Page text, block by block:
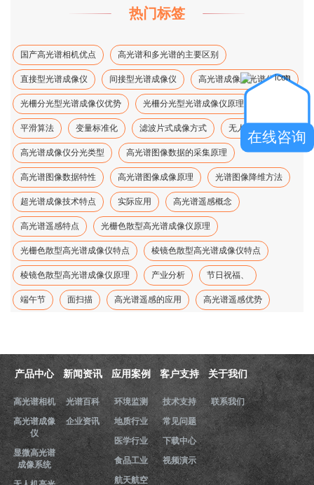
热门标签
国产高光谱相机优点 高光谱和多光谱的主要区别
直接型光谱成像仪 间接型光谱成像仪 高光谱成像仪光谱分辨率
光柵分光型光谱成像仪优势 光柵分光型光谱成像仪原理
平滑算法 变量标准化 滤波片式成像方式 无人机高光谱、
高光谱成像仪分光类型 高光谱图像数据的采集原理
高光谱图像数据特性 高光谱图像成像原理 光谱图像降维方法
超光谱成像技术特点 实际应用 高光谱遥感概念
高光谱遥感特点 光栅色散型高光谱成像仪原理
光栅色散型高光谱成像仪特点 棱镜色散型高光谱成像仪特点
棱镜色散型高光谱成像仪原理 产业分析 节日祝福、
端午节 面扫描 高光谱遥感的应用 高光谱遥感优势
产品中心
高光谱相机
高光谱成像
仪
显微高光谱
成像系统
新闻资讯
光谱百科
企业资讯
应用案例
环境监测
地质行业
医学行业
食品工业
航天航空
客户支持
技术支持
常见问题
下载中心
视频演示
关于我们
联系我们
在线咨询